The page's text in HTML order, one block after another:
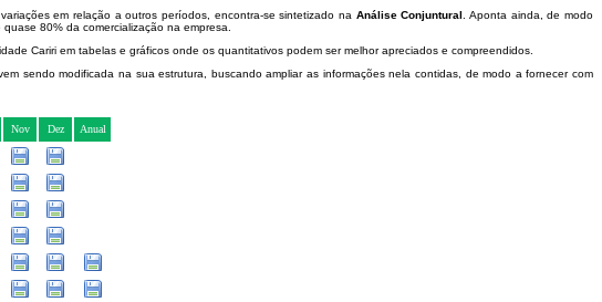
em relação a outros períodos, encontra-se sintetizado na Análise Conjuntural
. Aponta ainda, de modo
80% da comercialização na empresa.
Cariri em tabelas e gráficos onde os quantitativos podem ser melhor apreciados e compreendidos.
sendo modificada na sua estrutura, buscando ampliar as informações nela contidas, de modo a fornecer com
Nov Dez Anual